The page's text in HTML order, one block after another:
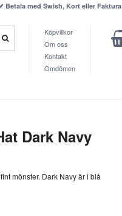
Dark Navy
mönster. Dark Navy är i blå
Betala med Swish, Kort eller Faktura
Köpvillkor
Om oss
Kontakt
Omdömen